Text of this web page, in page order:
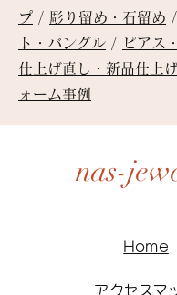
プ / 彫り留め・石留め /
ト・バングル / ピアス
仕上げ直し・新品仕上
ォーム事例
nas-
Home
アクセスマ